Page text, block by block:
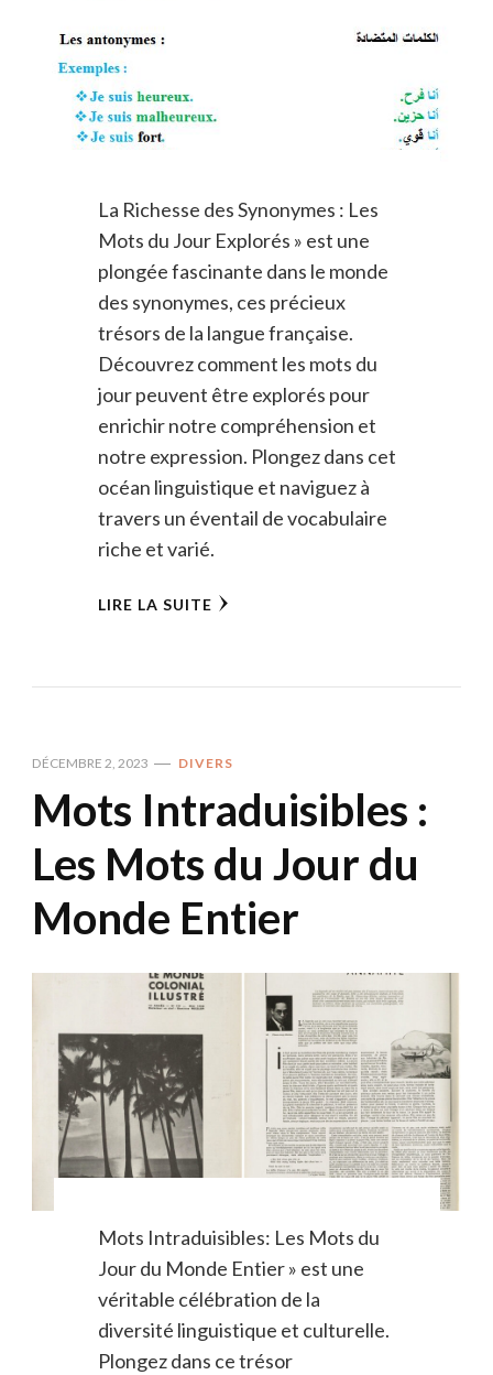
La Richesse des Synonymes : Les
Mots du Jour Explorés » est une
plongée fascinante dans le monde
des synonymes, ces précieux
trésors de la langue française.
Découvrez comment les mots du
jour peuvent être explorés pour
enrichir notre compréhension et
notre expression. Plongez dans cet
océan linguistique et naviguez à
travers un éventail de vocabulaire
riche et varié.
LIRE LA SUITE
DÉCEMBRE 2, 2023 DIVERS
Mots Intraduisibles :
Les Mots du Jour du
Monde Entier
Mots Intraduisibles: Les Mots du
Jour du Monde Entier » est une
véritable célébration de la
diversité linguistique et culturelle.
Plongez dans ce trésor